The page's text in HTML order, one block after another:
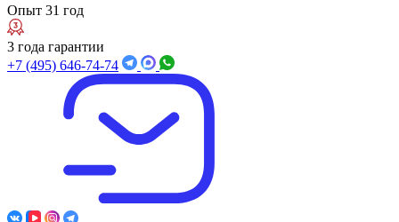
Опыт 31 год
3 года гарантии
+7 (495) 646-74-74